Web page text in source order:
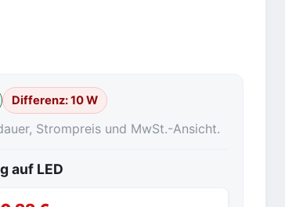
Differenz:10 W
Strompreis und MwSt.-Ansicht.
auf LED